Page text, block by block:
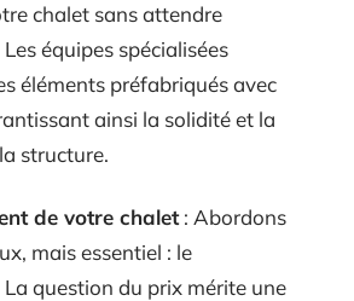
chalet sans attendre
équipes spécialisées
éléments préfabriqués avec
ainsi la solidité et la
structure.
de votre chalet: Abordons
mais essentiel : le
question du prix mérite une